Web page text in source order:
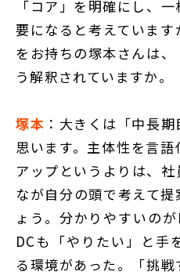
「コア」を明確にし、
要になると考えていま
をお持ちの塚本さんは
う解釈されていますか。
塚本 ：大きくは「中長
思います。主体性を言
アップというよりは、
なが自分の頭で考えて
ょう。分かりやすいの
DCも「やりたい」と手
る環境があった。「挑